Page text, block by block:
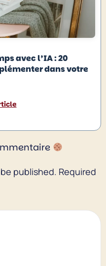
avec l’IA : 20
dans votre
published. Required